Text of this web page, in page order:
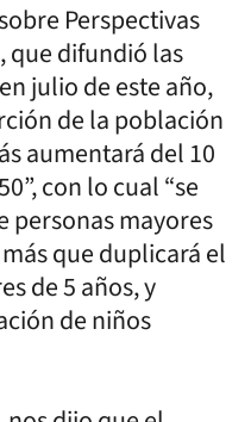
Perspectivas
que difundió las
julio de este año,
de la población
aumentará del 10
con lo cual “se
personas mayores
que duplicará el
de 5 años, y
de niños